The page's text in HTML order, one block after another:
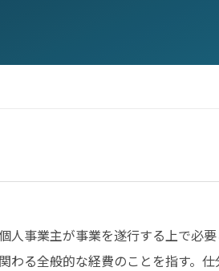
事業主が事業を遂行する上で必要
わる全般的な経費のことを指す。